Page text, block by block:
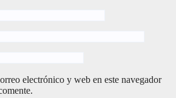
electrónico y web en este navegador